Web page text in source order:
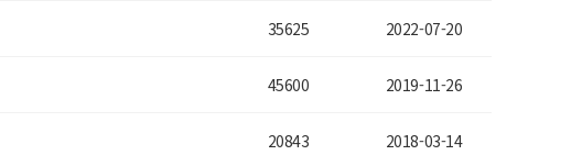
35625 2022-07-20
45600 2019-11-26
20843 2018-03-14